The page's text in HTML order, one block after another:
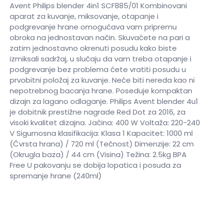
Avent Philips blender 4in1 SCF885/01 Kombinovani
aparat za kuvanje, miksovanje, otapanje i
podgrevanje hrane omogućava vam pripremu
obroka na jednostavan način. Skuvaćete na pari a
zatim jednostavno okrenuti posudu kako biste
izmiksali sadržaj, u slučaju da vam treba otapanje i
podgrevanje bez problema ćete vratiti posudu u
prvobitni položaj za kuvanje. Neće biti nereda kao ni
nepotrebnog bacanja hrane. Poseduje kompaktan
dizajn za lagano odlaganje. Philips Avent blender 4u1
je dobitnik prestižne nagrade Red Dot za 2016, za
visoki kvalitet dizajna. Jačina: 400 W Voltaža: 220-240
V Sigurnosna klasifikacija: Klasa 1 Kapacitet: 1000 ml
(Čvrsta hrana) / 720 ml (Tečnost) Dimenzije: 22 cm
(Okrugla baza) / 44 cm (Visina) Težina: 2.5kg BPA
Free U pakovanju se dobija lopatica i posuda za
spremanje hrane (240ml)